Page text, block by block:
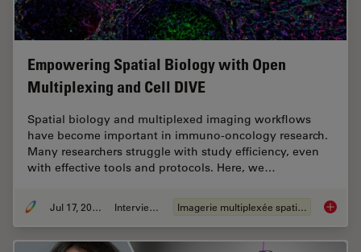
Empowering Spatial Biology with Open
Multiplexing and Cell DIVE
Spatial biology and multiplexed imaging workflows
have become important in immuno-oncology research.
Many researchers struggle with study efficiency, even
with effective tools and protocols. Here, we…
Jul 17, 2024 Interviews Imagerie multiplexée spatiale